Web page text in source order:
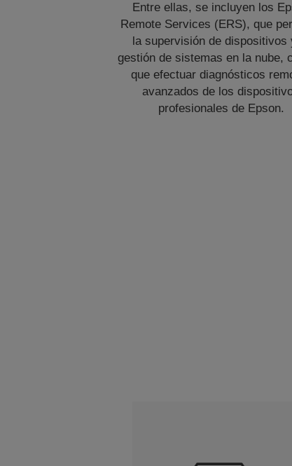
Entre ellas, se incluyen los
Remote Services (ERS), que
la supervisión de dispositivos
gestión de sistemas en la nube,
que efectuar diagnósticos
avanzados de los
profesionales de Epson.